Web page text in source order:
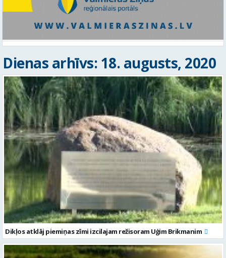
Dienas arhīvs: 18. augusts, 2020
Dikļos atklāj piemiņas zīmi izcilajam režisoram Uģim Brikmanim